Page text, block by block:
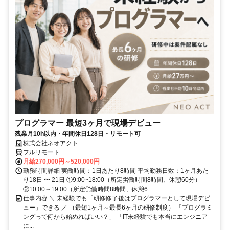
プログラマー 最短3ヶ月で現場デビュー
残業月10h以内・年間休日128日・リモート可
株式会社ネオアクト
フルリモート
月給270,000円～520,000円
勤務時間詳細 実働時間：1日あたり8時間 平均勤務日数：1ヶ月あた
り18日 〜 21日 ①9:00~18:00（所定労働時間8時間、休憩60分）
②10:00～19:00（所定労働時間8時間、休憩6...
仕事内容 ＼ 未経験でも「研修修了後はプログラマーとして現場デビ
ュー」できる ／ （最短1ヶ月～最長6ヶ月の研修制度） 「プログラミ
ングって何から始めればいい？」 「IT未経験でも本当にエンジニア
に...